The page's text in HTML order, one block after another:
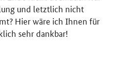
und letztlich nicht
Hier wäre ich Ihnen für
sehr dankbar!